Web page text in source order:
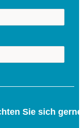
Sie sich gerne